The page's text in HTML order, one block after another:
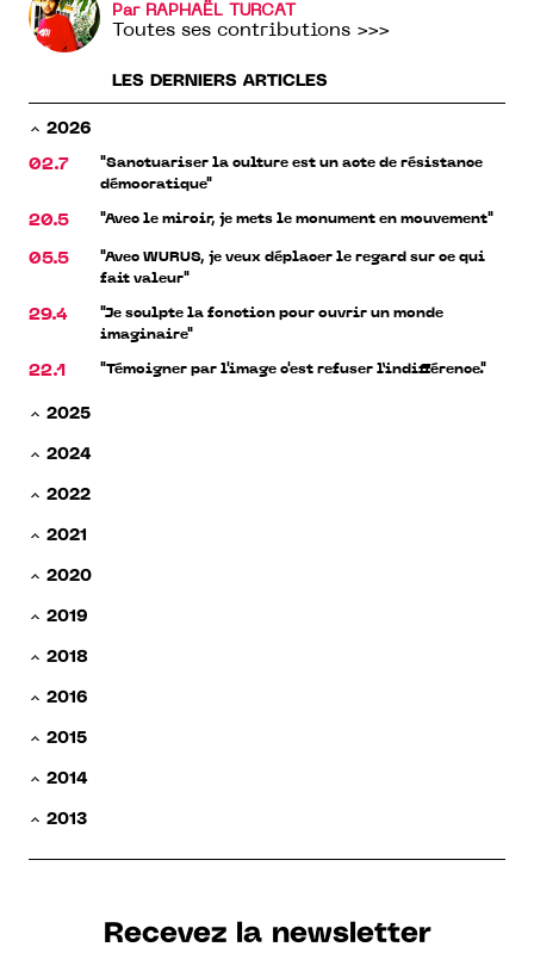
Par RAPHAËL TURCAT
Toutes ses contributions >>>
LES DERNIERS ARTICLES
2026
02.7
"Sanctuariser la culture est un acte de résistance
démocratique"
20.5 "Avec le miroir, je mets le monument en mouvement"
05.5
"Avec WURUS, je veux déplacer le regard sur ce qui
fait valeur"
29.4
"Je sculpte la fonction pour ouvrir un monde
imaginaire"
22.1 "Témoigner par l'image c'est refuser l’indifférence."
2025
2024
2022
2021
2020
2019
2018
2016
2015
2014
2013
Recevez la newsletter